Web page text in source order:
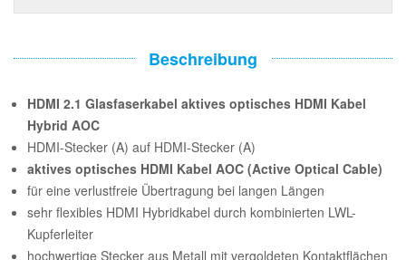
Beschreibung
HDMI 2.1 Glasfaserkabel aktives optisches HDMI Kabel
Hybrid AOC
HDMI-Stecker (A) auf HDMI-Stecker (A)
aktives optisches HDMI Kabel AOC (Active Optical Cable)
für eine verlustfreie Übertragung bei langen Längen
sehr flexibles HDMI Hybridkabel durch kombinierten LWL-
Kupferleiter
hochwertige Stecker aus Metall mit vergoldeten Kontaktflächen